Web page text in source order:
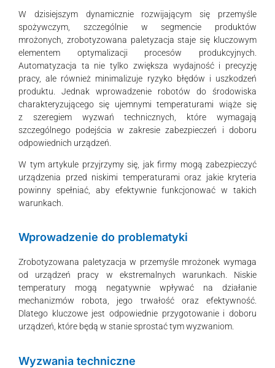
W dzisiejszym dynamicznie rozwijającym się przemyśle
spożywczym, szczególnie w segmencie produktów
mrożonych, zrobotyzowana paletyzacja staje się kluczowym
elementem optymalizacji procesów produkcyjnych.
Automatyzacja ta nie tylko zwiększa wydajność i precyzję
pracy, ale również minimalizuje ryzyko błędów i uszkodzeń
produktu. Jednak wprowadzenie robotów do środowiska
charakteryzującego się ujemnymi temperaturami wiąże się
z szeregiem wyzwań technicznych, które wymagają
szczególnego podejścia w zakresie zabezpieczeń i doboru
odpowiednich urządzeń.
W tym artykule przyjrzymy się, jak firmy mogą zabezpieczyć
urządzenia przed niskimi temperaturami oraz jakie kryteria
powinny spełniać, aby efektywnie funkcjonować w takich
warunkach.
Wprowadzenie do problematyki
Zrobotyzowana paletyzacja w przemyśle mrożonek wymaga
od urządzeń pracy w ekstremalnych warunkach. Niskie
temperatury mogą negatywnie wpływać na działanie
mechanizmów robota, jego trwałość oraz efektywność.
Dlatego kluczowe jest odpowiednie przygotowanie i doboru
urządzeń, które będą w stanie sprostać tym wyzwaniom.
Wyzwania techniczne